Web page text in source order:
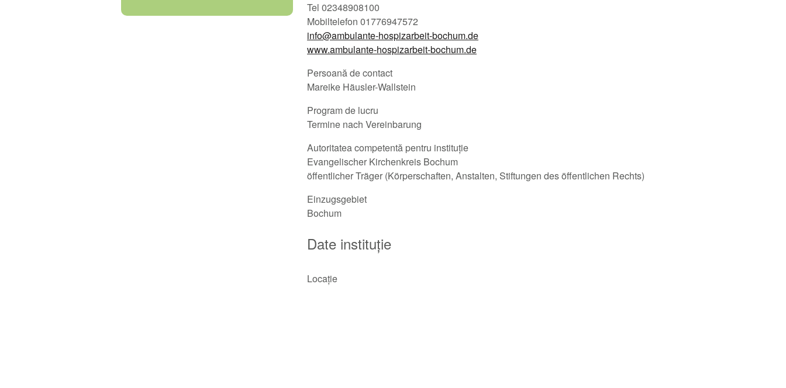
Tel 02348908100
Mobiltelefon 01776947572
info@ambulante-hospizarbeit-bochum.de
www.ambulante-hospizarbeit-bochum.de
Persoană de contact
Mareike Häusler-Wallstein
Program de lucru
Termine nach Vereinbarung
Autoritatea competentă pentru instituție
Evangelischer Kirchenkreis Bochum
öffentlicher Träger (Körperschaften, Anstalten, Stiftungen des öffentlichen Rechts)
Einzugsgebiet
Bochum
Date instituție
Locație